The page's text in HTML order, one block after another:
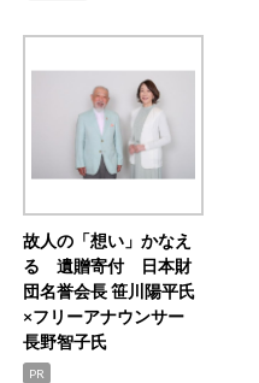
故人の「想い」かなえ
る 遺贈寄付 日本財
団名誉会長 笹川陽平氏
×フリーアナウンサー
長野智子氏
PR